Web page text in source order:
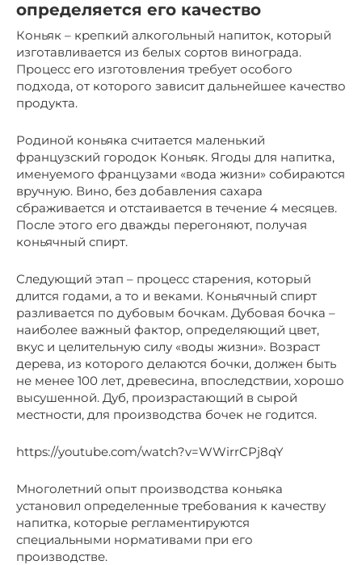
определяется его качество
Коньяк – крепкий алкогольный напиток, который
изготавливается из белых сортов винограда.
Процесс его изготовления требует особого
подхода, от которого зависит дальнейшее качество
продукта.
Родиной коньяка считается маленький
французский городок Коньяк. Ягоды для напитка,
именуемого французами «вода жизни» собираются
вручную. Вино, без добавления сахара
сбраживается и отстаивается в течение 4 месяцев.
После этого его дважды перегоняют, получая
коньячный спирт.
Следующий этап – процесс старения, который
длится годами, а то и веками. Коньячный спирт
разливается по дубовым бочкам. Дубовая бочка –
наиболее важный фактор, определяющий цвет,
вкус и целительную силу «воды жизни». Возраст
дерева, из которого делаются бочки, должен быть
не менее 100 лет, древесина, впоследствии, хорошо
высушенной. Дуб, произрастающий в сырой
местности, для производства бочек не годится.
https://youtube.com/watch?v=WWirrCPj8qY
Многолетний опыт производства коньяка
установил определенные требования к качеству
напитка, которые регламентируются
специальными нормативами при его
производстве.